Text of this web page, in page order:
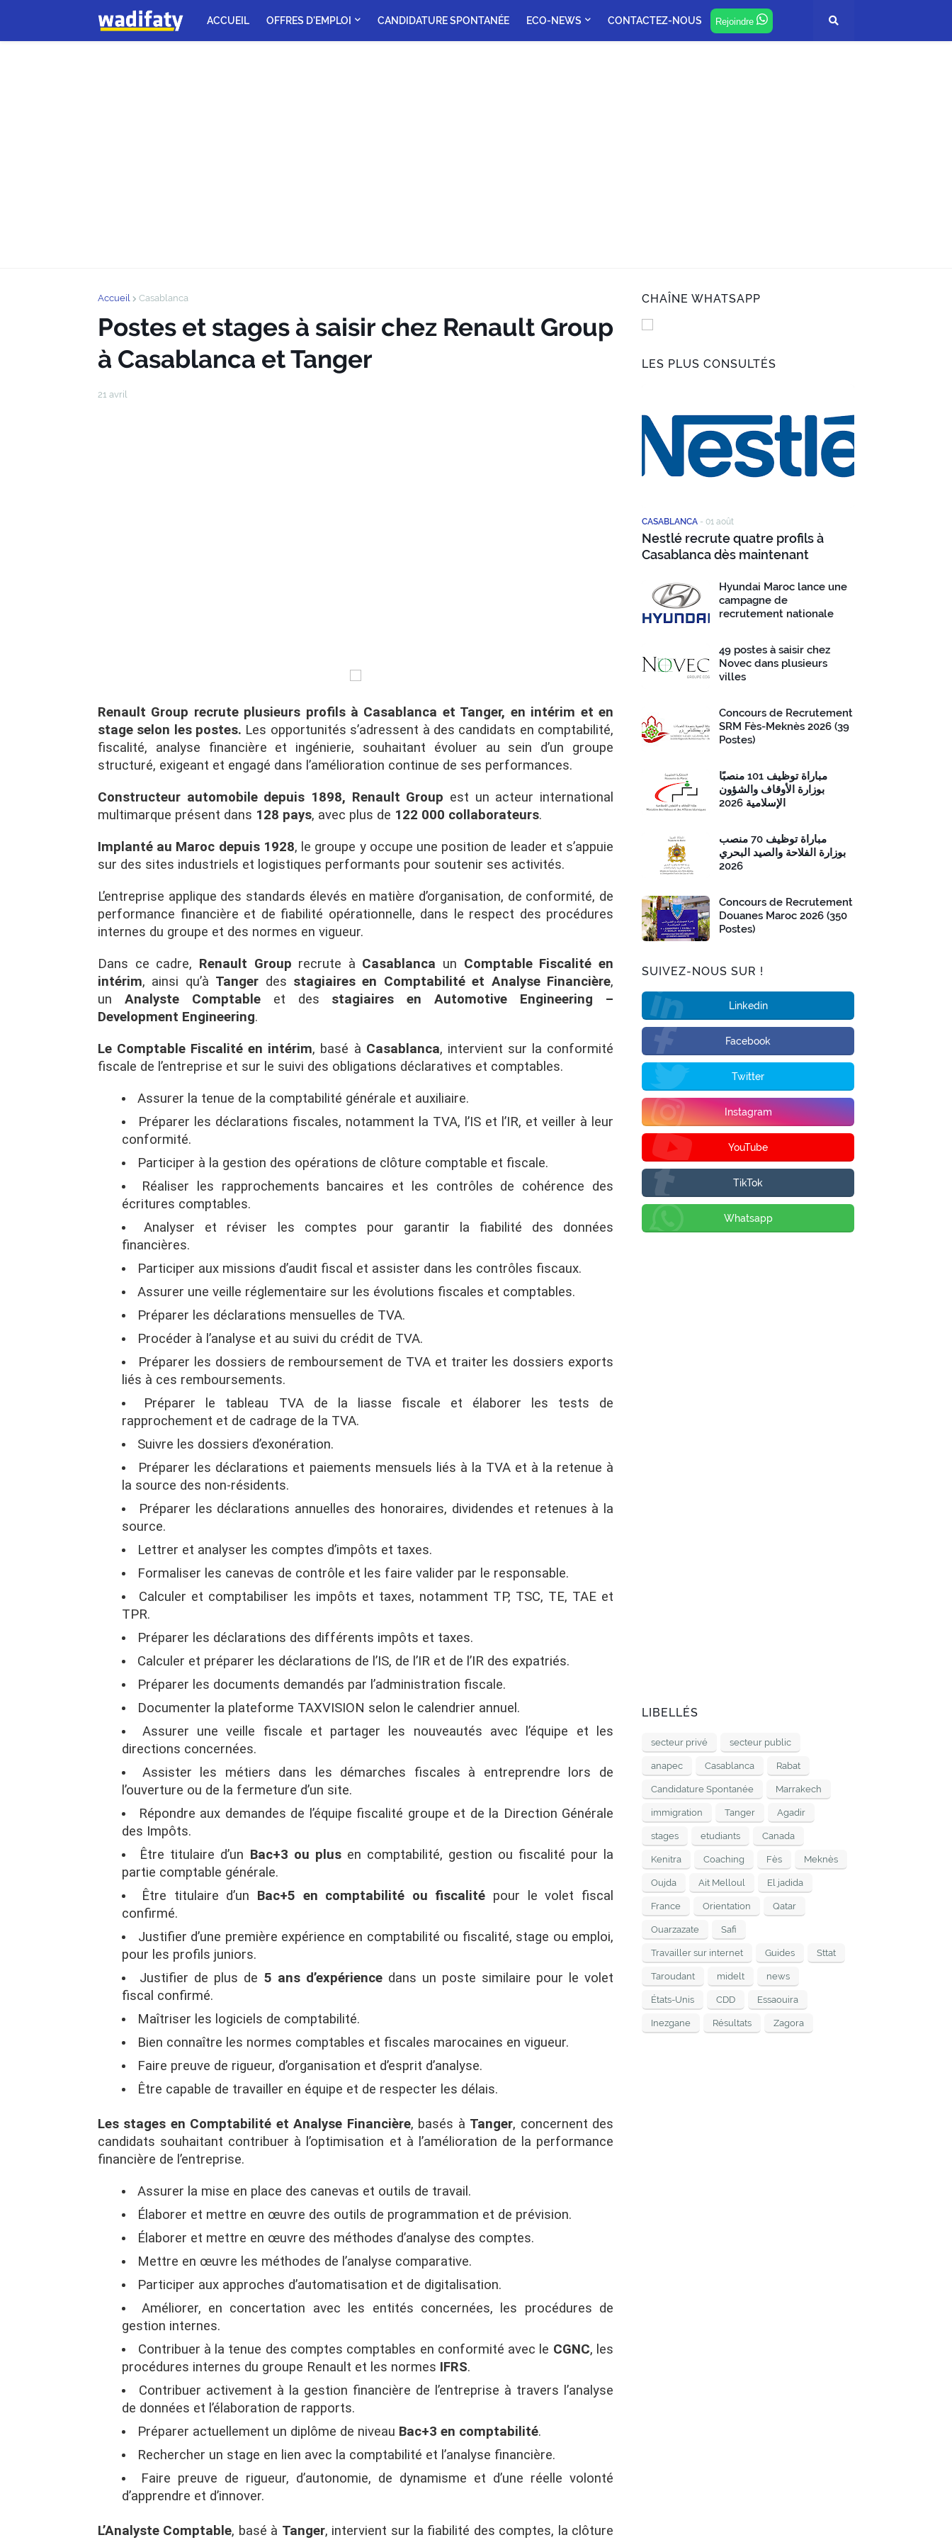
ACCUEIL OFFRES D'EMPLOI CANDIDATURE SPONTANÉE ECO-NEWS CONTACTEZ-NOUS Rejoindre
Accueil Casablanca
Postes et stages à saisir chez Renault Group
à Casablanca et Tanger
21 avril
Renault Group recrute plusieurs profils à Casablanca et Tanger, en intérim et en
stage selon les postes. Les opportunités s’adressent à des candidats en comptabilité,
fiscalité, analyse financière et ingénierie, souhaitant évoluer au sein d’un groupe
structuré, exigeant et engagé dans l’amélioration continue de ses performances.
Constructeur automobile depuis 1898, Renault Group est un acteur international
multimarque présent dans 128 pays, avec plus de 122 000 collaborateurs.
Implanté au Maroc depuis 1928, le groupe y occupe une position de leader et s’appuie
sur des sites industriels et logistiques performants pour soutenir ses activités.
L’entreprise applique des standards élevés en matière d’organisation, de conformité, de
performance financière et de fiabilité opérationnelle, dans le respect des procédures
internes du groupe et des normes en vigueur.
Dans ce cadre, Renault Group recrute à Casablanca un Comptable Fiscalité en
intérim, ainsi qu’à Tanger des stagiaires en Comptabilité et Analyse Financière,
un Analyste Comptableet des stagiaires en Automotive Engineering –
Development Engineering.
Le Comptable Fiscalité en intérim, basé à Casablanca, intervient sur la conformité
fiscale de l’entreprise et sur le suivi des obligations déclaratives et comptables.
Assurer la tenue de la comptabilité générale et auxiliaire.
Préparer les déclarations fiscales, notamment la TVA, l’IS et l’IR, et veiller à leur
conformité.
Participer à la gestion des opérations de clôture comptable et fiscale.
Réaliser les rapprochements bancaires et les contrôles de cohérence des
écritures comptables.
Analyser et réviser les comptes pour garantir la fiabilité des données
financières.
Participer aux missions d’audit fiscal et assister dans les contrôles fiscaux.
Assurer une veille réglementaire sur les évolutions fiscales et comptables.
Préparer les déclarations mensuelles de TVA.
Procéder à l’analyse et au suivi du crédit de TVA.
Préparer les dossiers de remboursement de TVA et traiter les dossiers exports
liés à ces remboursements.
Préparer le tableau TVA de la liasse fiscale et élaborer les tests de
rapprochement et de cadrage de la TVA.
Suivre les dossiers d’exonération.
Préparer les déclarations et paiements mensuels liés à la TVA et à la retenue à
la source des non-résidents.
Préparer les déclarations annuelles des honoraires, dividendes et retenues à la
source.
Lettrer et analyser les comptes d’impôts et taxes.
Formaliser les canevas de contrôle et les faire valider par le responsable.
Calculer et comptabiliser les impôts et taxes, notamment TP, TSC, TE, TAE et
TPR.
Préparer les déclarations des différents impôts et taxes.
Calculer et préparer les déclarations de l’IS, de l’IR et de l’IR des expatriés.
Préparer les documents demandés par l’administration fiscale.
Documenter la plateforme TAXVISION selon le calendrier annuel.
Assurer une veille fiscale et partager les nouveautés avec l’équipe et les
directions concernées.
Assister les métiers dans les démarches fiscales à entreprendre lors de
l’ouverture ou de la fermeture d’un site.
Répondre aux demandes de l’équipe fiscalité groupe et de la Direction Générale
des Impôts.
Être titulaire d’un Bac+3 ou plusen comptabilité, gestion ou fiscalité pour la
partie comptable générale.
Être titulaire d’un Bac+5 en comptabilité ou fiscalité pour le volet fiscal
confirmé.
Justifier d’une première expérience en comptabilité ou fiscalité, stage ou emploi,
pour les profils juniors.
Justifier de plus de 5 ans d’expériencedans un poste similaire pour le volet
fiscal confirmé.
Maîtriser les logiciels de comptabilité.
Bien connaître les normes comptables et fiscales marocaines en vigueur.
Faire preuve de rigueur, d’organisation et d’esprit d’analyse.
Être capable de travailler en équipe et de respecter les délais.
Les stages en Comptabilité et Analyse Financière, basés à Tanger, concernent des
candidats souhaitant contribuer à l’optimisation et à l’amélioration de la performance
financière de l’entreprise.
Assurer la mise en place des canevas et outils de travail.
Élaborer et mettre en œuvre des outils de programmation et de prévision.
Élaborer et mettre en œuvre des méthodes d’analyse des comptes.
Mettre en œuvre les méthodes de l’analyse comparative.
Participer aux approches d’automatisation et de digitalisation.
Améliorer, en concertation avec les entités concernées, les procédures de
gestion internes.
Contribuer à la tenue des comptes comptables en conformité avec le CGNC, les
procédures internes du groupe Renault et les normes IFRS.
Contribuer activement à la gestion financière de l’entreprise à travers l’analyse
de données et l’élaboration de rapports.
Préparer actuellement un diplôme de niveau Bac+3 en comptabilité.
Rechercher un stage en lien avec la comptabilité et l’analyse financière.
Faire preuve de rigueur, d’autonomie, de dynamisme et d’une réelle volonté
d’apprendre et d’innover.
L’Analyste Comptable, basé à Tanger, intervient sur la fiabilité des comptes, la clôture
CHAÎNE WHATSAPP
LES PLUS CONSULTÉS
CASABLANCA - 01 août
Nestlé recrute quatre profils à
Casablanca dès maintenant
Hyundai Maroc lance une
campagne de
recrutement nationale
49 postes à saisir chez
Novec dans plusieurs
villes
Concours de Recrutement
SRM Fès-Meknès 2026 (39
Postes)
مباراة توظيف 101 منصبًا
بوزارة الأوقاف والشؤون
الإسلامية 2026
مباراة توظيف 70 منصب
بوزارة الفلاحة والصيد البحري
2026
Concours de Recrutement
Douanes Maroc 2026 (350
Postes)
SUIVEZ-NOUS SUR !
Linkedin
Facebook
Twitter
Instagram
YouTube
TikTok
Whatsapp
LIBELLÉS
secteur privé secteur public
anapec Casablanca Rabat
Candidature Spontanée Marrakech
immigration Tanger Agadir
stages etudiants Canada
Kenitra Coaching Fès Meknès
Oujda Ait Melloul El jadida
France Orientation Qatar
Ouarzazate Safi
Travailler sur internet Guides Sttat
Taroudant midelt news
États-Unis CDD Essaouira
Inezgane Résultats Zagora